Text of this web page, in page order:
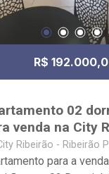
R$
02
venda na City
Ribeirão - Ribeirão
para a